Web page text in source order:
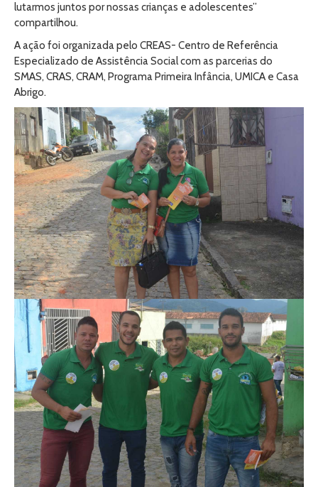
lutarmos juntos por nossas crianças e adolescentes”
compartilhou.
A ação foi organizada pelo CREAS- Centro de Referência
Especializado de Assistência Social com as parcerias do
SMAS, CRAS, CRAM, Programa Primeira Infância, UMICA e Casa
Abrigo.